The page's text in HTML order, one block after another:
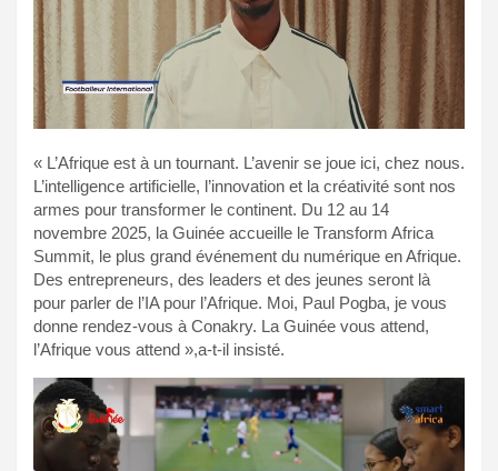
« L’Afrique est à un tournant. L’avenir se joue ici, chez nous.
L’intelligence artificielle, l’innovation et la créativité sont nos
armes pour transformer le continent. Du 12 au 14
novembre 2025, la Guinée accueille le Transform Africa
Summit, le plus grand événement du numérique en Afrique.
Des entrepreneurs, des leaders et des jeunes seront là
pour parler de l’IA pour l’Afrique. Moi, Paul Pogba, je vous
donne rendez-vous à Conakry. La Guinée vous attend,
l’Afrique vous attend »,a-t-il insisté.